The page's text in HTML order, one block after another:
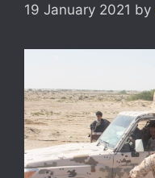
19 January 2021 by